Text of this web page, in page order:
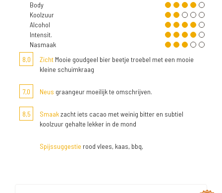
Body
Koolzuur
Alcohol
Intensit.
Nasmaak
8,0
Zicht Mooie goudgeel bier beetje troebel met een mooie
kleine schuimkraag
7,0 Neus graangeur moeilijk te omschrijven.
8,5 Smaakzacht iets cacao met weinig bitter en subtiel
koolzuur gehalte lekker in de mond
Spijssuggestie rood vlees, kaas, bbq,